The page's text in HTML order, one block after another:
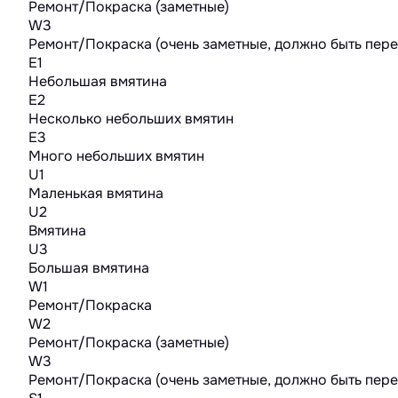
Ремонт/Покраска (заметные)
W3
Ремонт/Покраска (очень заметные, должно быть
E1
Небольшая вмятина
E2
Несколько небольших вмятин
E3
Много небольших вмятин
U1
Маленькая вмятина
U2
Вмятина
U3
Большая вмятина
W1
Ремонт/Покраска
W2
Ремонт/Покраска (заметные)
W3
Ремонт/Покраска (очень заметные, должно быть